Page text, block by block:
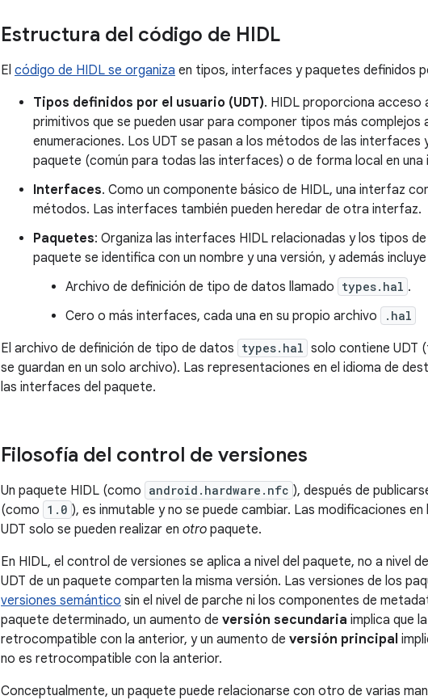
Estructura del código de HIDL
El código de HIDL se organiza en tipos, interfaces y paquetes definidos
Tipos definidos por el usuario (UDT). HIDL proporciona acceso
primitivos que se pueden usar para componer tipos más
enumeraciones. Los UDT se pasan a los métodos de las interfaces
paquete (común para todas las interfaces) o de forma local en una
Interfaces. Como un componente básico de HIDL, una interfaz
métodos. Las interfaces también pueden heredar de otra interfaz.
Paquetes: Organiza las interfaces HIDL relacionadas y los tipos
paquete se identifica con un nombre y una versión, y además
Archivo de definición de tipo de datos llamado types.hal .
Cero o más interfaces, cada una en su propio archivo
.hal
El archivo de definición de tipo de datos types.hal solo contiene UDT
se guardan en un solo archivo). Las representaciones en el idioma de
las interfaces del paquete.
Filosofía del control de versiones
Un paquete HIDL (como android.hardware.nfc ), después de
(como 1.0 ), es inmutable y no se puede cambiar. Las modificaciones
UDT solo se pueden realizar en otro paquete.
En HIDL, el control de versiones se aplica a nivel del paquete, no a nivel
UDT de un paquete comparten la misma versión. Las versiones de los
versiones semántico sin el nivel de parche ni los componentes de
paquete determinado, un aumento de versión secundaria implica que
retrocompatible con la anterior, y un aumento de versión principal
no es retrocompatible con la anterior.
Conceptualmente, un paquete puede relacionarse con otro de varias